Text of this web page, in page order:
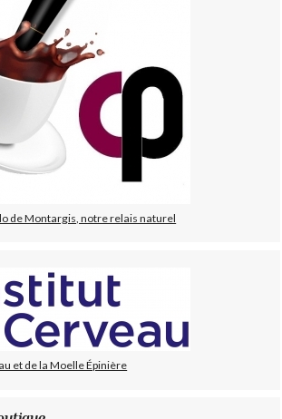
de Montargis, notre relais naturel
et de la Moelle Épinière